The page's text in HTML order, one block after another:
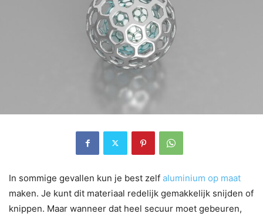
In sommige gevallen kun je best zelf aluminium op maat
maken. Je kunt dit materiaal redelijk gemakkelijk snijden of
knippen. Maar wanneer dat heel secuur moet gebeuren,